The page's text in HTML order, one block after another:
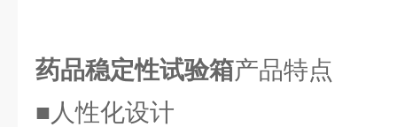
药品稳定性试验箱产品特点
■人性化设计